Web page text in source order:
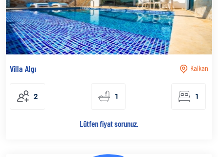
Kalkan
Villa Algı
2 1 1
Lütfen fiyat sorunuz.